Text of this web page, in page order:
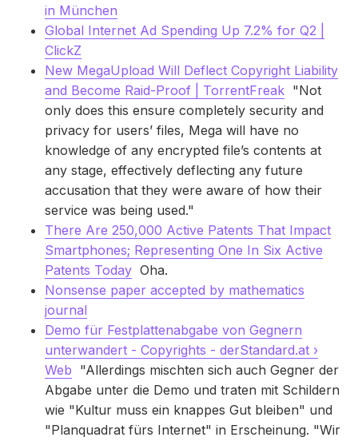
in München
Global Internet Ad Spending Up 7.2% for Q2 |
ClickZ
New MegaUpload Will Deflect Copyright Liability
and Become Raid-Proof | TorrentFreak "Not
only does this ensure completely security and
privacy for users’ files, Mega will have no
knowledge of any encrypted file’s contents at
any stage, effectively deflecting any future
accusation that they were aware of how their
service was being used."
There Are 250,000 Active Patents That Impact
Smartphones; Representing One In Six Active
Patents Today Oha.
Nonsense paper accepted by mathematics
journal
Demo für Festplattenabgabe von Gegnern
unterwandert - Copyrights - derStandard.at ›
Web "Allerdings mischten sich auch Gegner der
Abgabe unter die Demo und traten mit Schildern
wie "Kultur muss ein knappes Gut bleiben" und
"Planquadrat fürs Internet" in Erscheinung. "Wir